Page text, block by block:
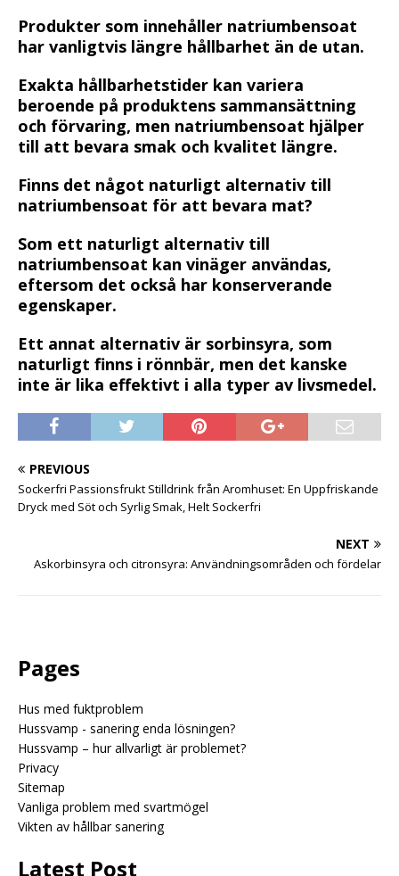
Produkter som innehåller natriumbensoat
har vanligtvis längre hållbarhet än de utan.
Exakta hållbarhetstider kan variera
beroende på produktens sammansättning
och förvaring, men natriumbensoat hjälper
till att bevara smak och kvalitet längre.
Finns det något naturligt alternativ till
natriumbensoat för att bevara mat?
Som ett naturligt alternativ till
natriumbensoat kan vinäger användas,
eftersom det också har konserverande
egenskaper.
Ett annat alternativ är sorbinsyra, som
naturligt finns i rönnbär, men det kanske
inte är lika effektivt i alla typer av livsmedel.
PREVIOUS
Sockerfri Passionsfrukt Stilldrink från Aromhuset: En Uppfriskande
Dryck med Söt och Syrlig Smak, Helt Sockerfri
NEXT
Askorbinsyra och citronsyra: Användningsområden och fördelar
Pages
Hus med fuktproblem
Hussvamp - sanering enda lösningen?
Hussvamp – hur allvarligt är problemet?
Privacy
Sitemap
Vanliga problem med svartmögel
Vikten av hållbar sanering
Latest Post